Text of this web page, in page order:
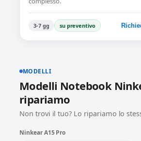
3-7 gg su preventivo
MODELLI
Modelli Notebook
ripariamo
Non trovi il tuo? Lo ripariamo lo
Ninkear A15 Pro